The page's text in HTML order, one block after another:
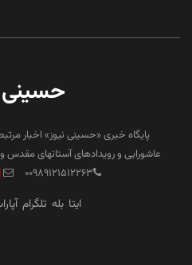
حسینی
پایگاه خبری «حسینی نیوز» اخبار
عاشورایی و رویدادهای آستانهای مقدس
۰۰۹۸۹۱۲۱۵۱۲۲۶۳
ایتا بله تلگرام